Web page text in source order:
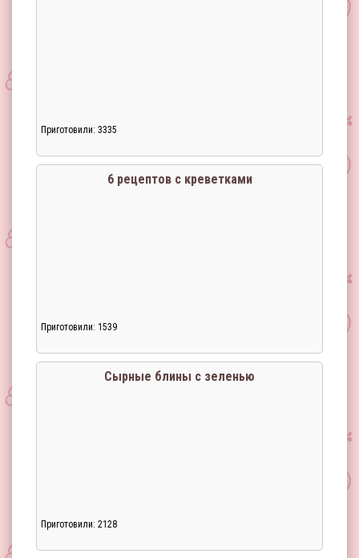
Приготовили: 3335
6 рецептов с креветками
Приготовили: 1539
Сырные блины с зеленью
Приготовили: 2128